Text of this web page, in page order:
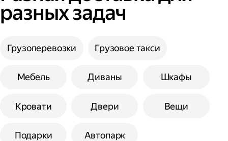
разных задач
Грузоперевозки Грузовое такси
Мебель Диваны Шкафы
Кровати Двери Вещи
Подарки Автопарк